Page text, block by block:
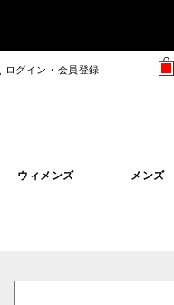
ログイン・会員登録
ウィメンズ メンズ